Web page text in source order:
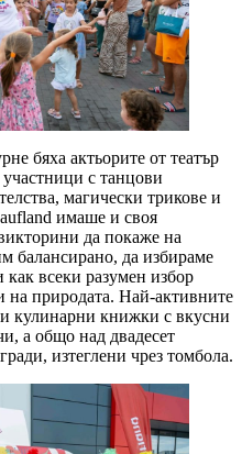
бяха актьорите от театър
с танцови
магически трикове и
имаше и своя
да покаже на
балансирано, да избираме
всеки разумен избор
на природата. Най-активните
кулинарни книжки с вкусни
а общо над двадесет
изтеглени чрез томбола.